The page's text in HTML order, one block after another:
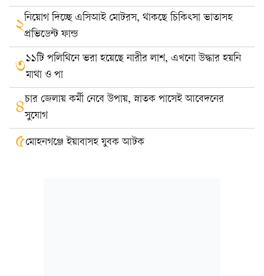
২নিয়োগ দিচ্ছে এসিআই মোটরস, থাকছে চিকিৎসা ভাতাসহ
প্রভিডেন্ট ফান্ড
৩১১টি পলিথিনে ভরা হয়েছে নারীর লাশ, এখনো উদ্ধার হয়নি
মাথা ও পা
৪চার জেলায় কর্মী নেবে উপায়, স্নাতক পাসেই আবেদনের
সুযোগ
৫মোহনগঞ্জে ইয়াবাসহ যুবক আটক